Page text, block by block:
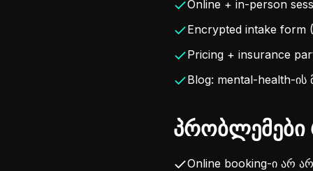
Online + in-person
Encrypted intake form
Pricing + insurance
Blog: mental-health-
პრობლემები
Online booking-ი არ